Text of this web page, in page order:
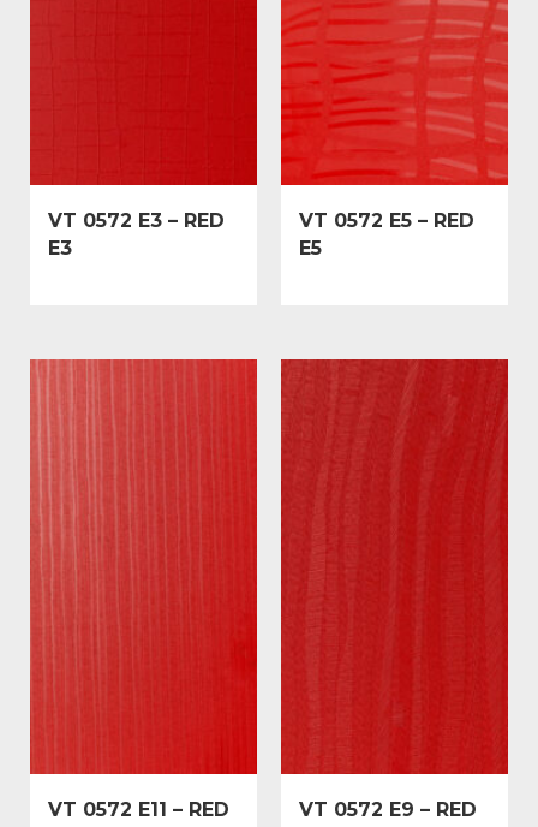
VT 0572 E3 – RED
E3
VT 0572 E5 – RED
E5
VT 0572 E11 – RED
VT 0572 E9 – RED